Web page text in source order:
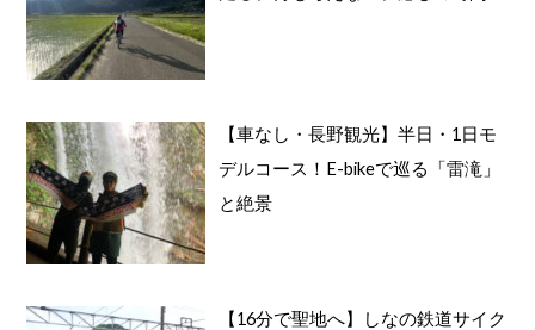
【車なし・長野観光】半日・1日モ
デルコース！E-bikeで巡る「雷滝」
と絶景
【16分で聖地へ】しなの鉄道サイク